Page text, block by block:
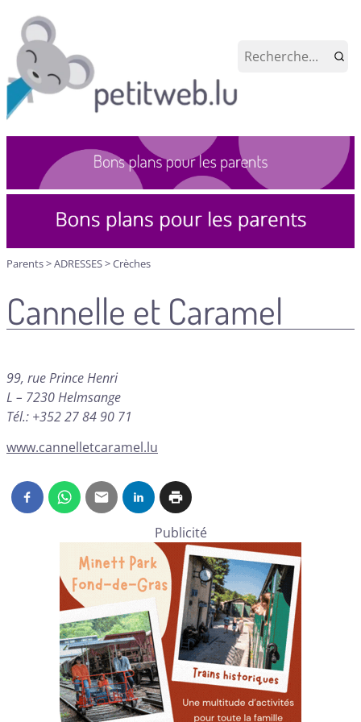
Parents>ADRESSES>Crèches
Cannelle et Caramel
99, rue Prince Henri
L – 7230 Helmsange
Tél.: +352 27 84 90 71
www.cannelletcaramel.lu
Publicité